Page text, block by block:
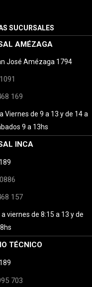
SUCURSALES
AMÉZAGA
José Amézaga 1794
169
Viernes de 9 a 13 y de 14 a
9 a 13hs
INCA
157
a viernes de 8:15 a 13 y de
TÉCNICO
703